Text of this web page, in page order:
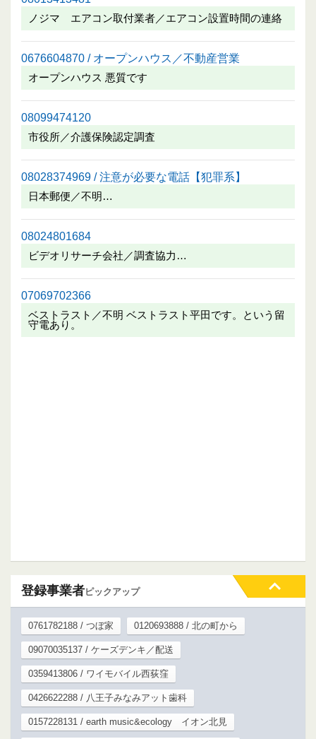
ノジマ エアコン取付業者／エアコン設置時間の連絡
0676604870 / オープンハウス／不動産営業
オープンハウス 悪質です
08099474120
市役所／介護保険認定調査
08028374969 / 注意が必要な電話【犯罪系】
日本郵便／不明…
08024801684
ビデオリサーチ会社／調査協力…
07069702366
ベストラスト／不明 ベストラスト平田です。という留
守電あり。
登録事業者ピックアップ
0761782188 / つぼ家 0120693888 / 北の町から
09070035137 / ケーズデンキ／配送
0359413806 / ワイモバイル西荻窪
0426622288 / 八王子みなみアット歯科
0157228131 / earth music&ecology イオン北見